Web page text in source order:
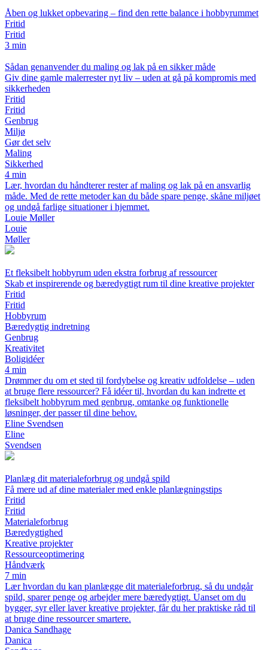
Åben og lukket opbevaring – find den rette balance i hobbyrummet
Fritid
Fritid
3 min
Sådan genanvender du maling og lak på en sikker måde
Giv dine gamle malerrester nyt liv – uden at gå på kompromis med
sikkerheden
Fritid
Fritid
Genbrug
Miljø
Gør det selv
Maling
Sikkerhed
4 min
Lær, hvordan du håndterer rester af maling og lak på en ansvarlig
måde. Med de rette metoder kan du både spare penge, skåne miljøet
og undgå farlige situationer i hjemmet.
Louie Møller
Louie
Møller
Et fleksibelt hobbyrum uden ekstra forbrug af ressourcer
Skab et inspirerende og bæredygtigt rum til dine kreative projekter
Fritid
Fritid
Hobbyrum
Bæredygtig indretning
Genbrug
Kreativitet
Boligidéer
4 min
Drømmer du om et sted til fordybelse og kreativ udfoldelse – uden
at bruge flere ressourcer? Få idéer til, hvordan du kan indrette et
fleksibelt hobbyrum med genbrug, omtanke og funktionelle
løsninger, der passer til dine behov.
Eline Svendsen
Eline
Svendsen
Planlæg dit materialeforbrug og undgå spild
Få mere ud af dine materialer med enkle planlægningstips
Fritid
Fritid
Materialeforbrug
Bæredygtighed
Kreative projekter
Ressourceoptimering
Håndværk
7 min
Lær hvordan du kan planlægge dit materialeforbrug, så du undgår
spild, sparer penge og arbejder mere bæredygtigt. Uanset om du
bygger, syr eller laver kreative projekter, får du her praktiske råd til
at bruge dine ressourcer smartere.
Danica Sandhage
Danica